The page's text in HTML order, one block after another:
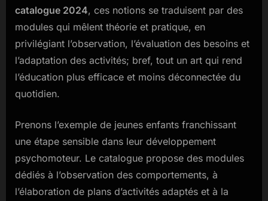
catalogue 2024, ces notions se traduisent par des
modules qui mêlent théorie et pratique, en
privilégiant l’observation, l’évaluation des besoins et
l’adaptation des activités; bref, tout un art qui rend
l’éducation plus efficace et moins déconnectée du
quotidien.
Prenons l’exemple de jeunes enfants franchissant
une étape sensible dans leur développement
psychomoteur. Le catalogue propose des modules
dédiés à l’observation des comportements, à
l’élaboration de plans d’activités adaptés et à la